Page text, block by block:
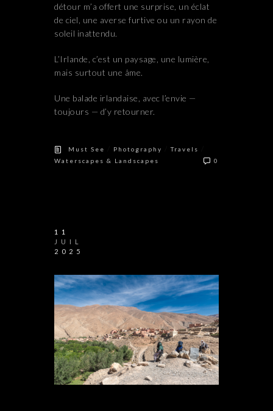
détour m’a offert une surprise, un éclat
de ciel, une averse furtive ou un rayon de
soleil inattendu.
L’Irlande, c’est un paysage, une lumière,
mais surtout une âme.
Une balade irlandaise, avec l’envie —
toujours — d’y retourner.
Must See Photography /Travels
Waterscapes & Landscapes 0
11
JUIL
2025